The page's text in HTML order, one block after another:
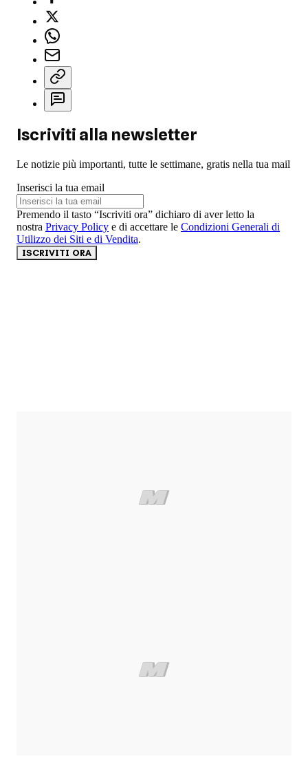
Iscriviti alla newsletter
Le notizie più importanti, tutte le settimane, gratis nella tua mail
Inserisci la tua email
Premendo il tasto “Iscriviti ora” dichiaro di aver letto la
nostra Privacy Policy e di accettare le Condizioni Generali di
Utilizzo dei Siti e di Vendita.
ISCRIVITI ORA